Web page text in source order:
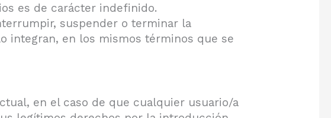
es de carácter indefinido.
suspender o terminar la
integran, en los mismos términos que se
en el caso de que cualquier usuario/a